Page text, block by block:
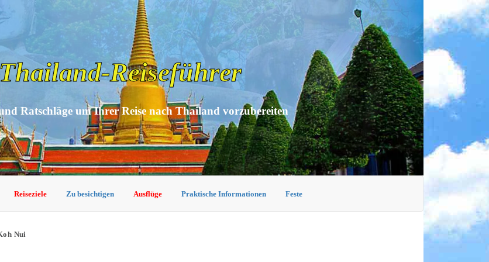
Reiseführer
Ratschläge um Ihrer Reise nach Thailand vorzubereiten
Reiseziele Zu besichtigen Ausflüge Praktische Informationen Feste
Nui